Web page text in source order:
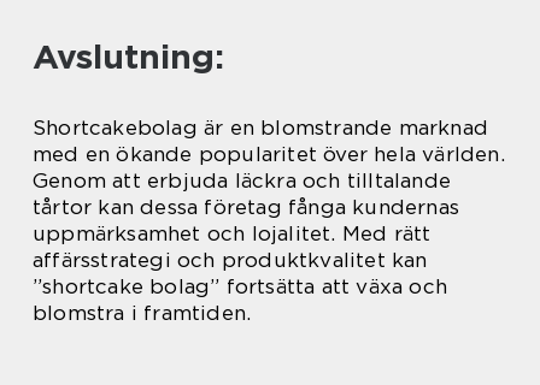
Avslutning:
Shortcakebolag är en blomstrande marknad
med en ökande popularitet över hela världen.
Genom att erbjuda läckra och tilltalande
tårtor kan dessa företag fånga kundernas
uppmärksamhet och lojalitet. Med rätt
affärsstrategi och produktkvalitet kan
”shortcake bolag” fortsätta att växa och
blomstra i framtiden.